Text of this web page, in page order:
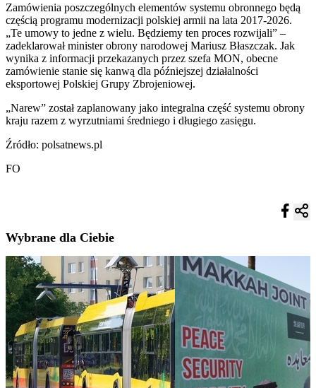
Zamówienia poszczególnych elementów systemu obronnego będą
częścią programu modernizacji polskiej armii na lata 2017-2026.
„Te umowy to jedne z wielu. Będziemy ten proces rozwijali” –
zadeklarował minister obrony narodowej Mariusz Błaszczak. Jak
wynika z informacji przekazanych przez szefa MON, obecne
zamówienie stanie się kanwą dla późniejszej działalności
eksportowej Polskiej Grupy Zbrojeniowej.
„Narew” został zaplanowany jako integralna część systemu obrony
kraju razem z wyrzutniami średniego i długiego zasięgu.
Źródło: polsatnews.pl
FO
Wybrane dla Ciebie